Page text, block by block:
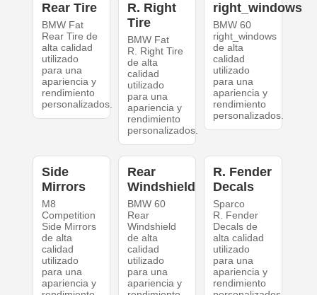
Rear Tire
BMW Fat
Rear Tire de
alta calidad
utilizado
para una
apariencia y
rendimiento
personalizados.
R. Right
Tire
BMW Fat
R. Right Tire
de alta
calidad
utilizado
para una
apariencia y
rendimiento
personalizados.
right_windows
BMW 60
right_windows
de alta
calidad
utilizado
para una
apariencia y
rendimiento
personalizados.
Side
Mirrors
M8
Competition
Side Mirrors
de alta
calidad
utilizado
para una
apariencia y
Rear
Windshield
BMW 60
Rear
Windshield
de alta
calidad
utilizado
para una
apariencia y
R. Fender
Decals
Sparco
R. Fender
Decals de
alta calidad
utilizado
para una
apariencia y
rendimiento